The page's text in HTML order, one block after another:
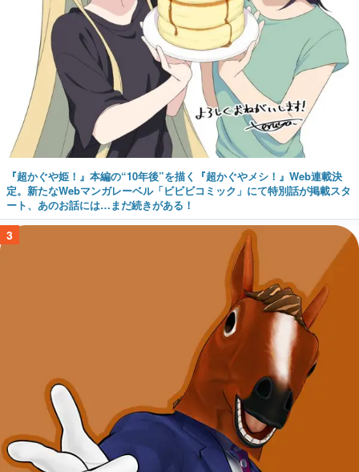
『超かぐや姫！』本編の“10年後”を描く『超かぐやメシ！』Web連載決
定。新たなWebマンガレーベル「ビビビコミック」にて特別話が掲載スタ
ート、あのお話には…まだ続きがある！
3